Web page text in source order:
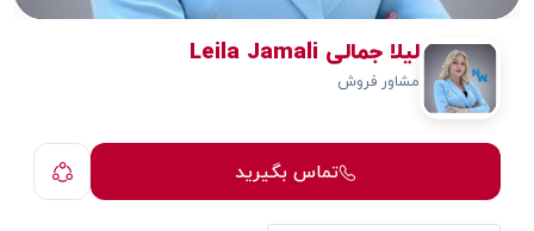
لیلا جمالی Leila Jamali
مشاور فروش
تماس بگیرید